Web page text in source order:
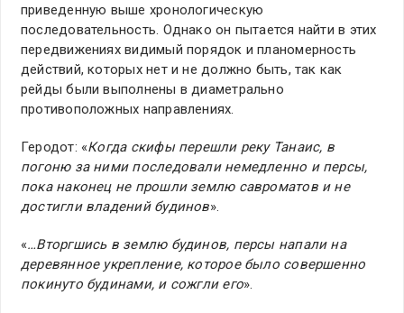
приведенную выше хронологическую
последовательность. Однако он пытается найти в этих
передвижениях видимый порядок и планомерность
действий, которых нет и не должно быть, так как
рейды были выполнены в диаметрально
противоположных направлениях.
Геродот: «Когда скифы перешли реку Танаис, в
погоню за ними последовали немедленно и персы,
пока наконец не прошли землю савроматов и не
достигли владений будинов».
«…Вторгшись в землю будинов, персы напали на
деревянное укрепление, которое было совершенно
покинуто будинами, и сожгли его».